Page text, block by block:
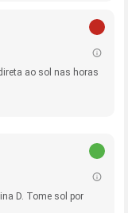
ao sol nas horas
D. Tome sol por